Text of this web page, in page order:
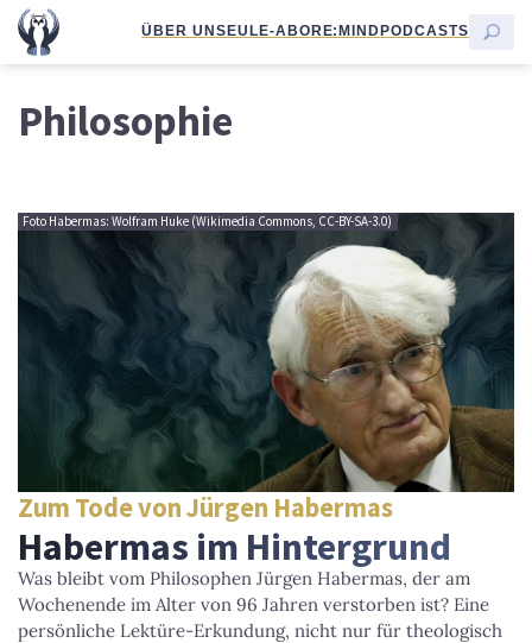
ÜBER UNSEULE-ABORE:MINDPODCASTS
Philosophie
Foto Habermas: Wolfram Huke (Wikimedia Commons, CC-BY-SA-3.0)
Zum Tode von Jürgen Habermas
Habermas im Hintergrund
Was bleibt vom Philosophen Jürgen Habermas, der am
Wochenende im Alter von 96 Jahren verstorben ist? Eine
persönliche Lektüre-Erkundung, nicht nur für theologisch